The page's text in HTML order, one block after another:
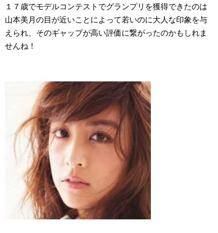
１７歳でモデルコンテストでグランプリを獲得できたのは
山本美月の目が近いことによって若いのに大人な印象を与
えられ、そのギャップが高い評価に繋がったのかもしれま
せんね！